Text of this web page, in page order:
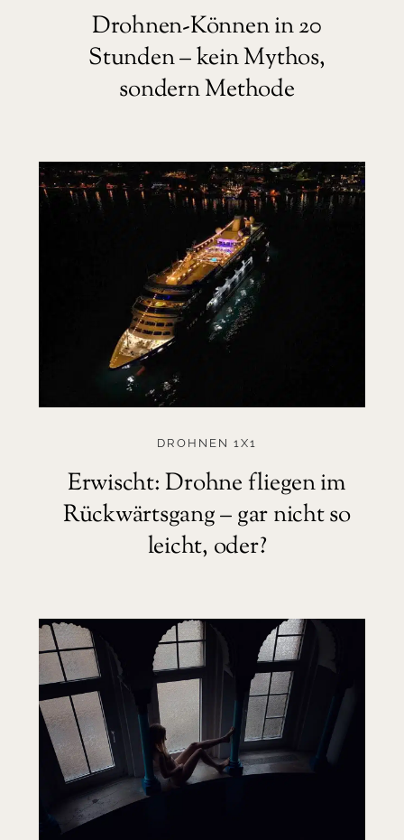
Drohnen-Können in 20
Stunden – kein Mythos,
sondern Methode
Erwischt: Drohne fliegen im
Rückwärtsgang – gar nicht so
leicht, oder?
DROHNEN 1X1